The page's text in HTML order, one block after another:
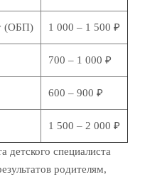
(ОБП) 1 000 – 1 500 ₽
700 – 1 000 ₽
600 – 900 ₽
1 500 – 2 000 ₽
детского специалиста
родителям,